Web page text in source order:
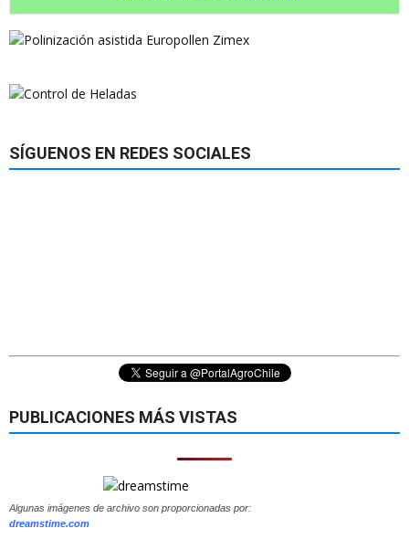
SÍGUENOS EN REDES SOCIALES
PUBLICACIONES MÁS VISTAS
Algunas imágenes de archivo son proporcionadas por:
dreamstime.com